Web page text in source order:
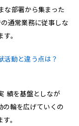
な部署から集まった
通常業務に従事しな
。
活動と違う点は？
績を基盤としなが
の輪を広げていくの
。